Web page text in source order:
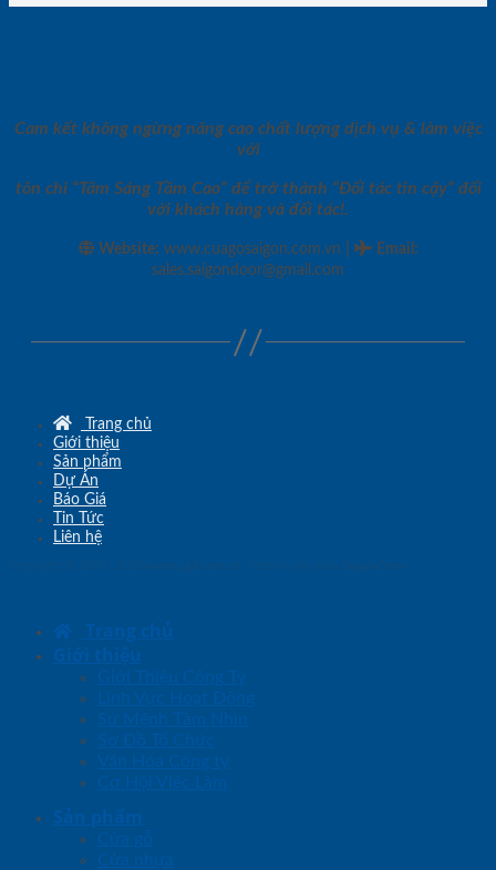
Cam kết không ngừng nâng cao chất lượng dịch vụ & làm việc
với
tôn chỉ “Tâm Sáng Tầm Cao” để trở thành “Đối tác tin cậy” đối
với khách hàng và đối tác!.
Website: www.cuagosaigon.com.vn Email :
sales.saigondoor@gmail.com
Trang chủ
Giới thiệu
Sản phẩm
Dự Án
Báo Giá
Tin Tức
Liên hệ
Trang chủ
Giới thiệu
Giới Thiệu Công Ty
Lĩnh Vực Hoạt Động
Sứ Mệnh Tầm Nhìn
Sơ Đồ Tổ Chức
Văn Hóa Công ty
Cơ Hội Việc Làm
Sản phẩm
Cửa gỗ
Cửa nhựa